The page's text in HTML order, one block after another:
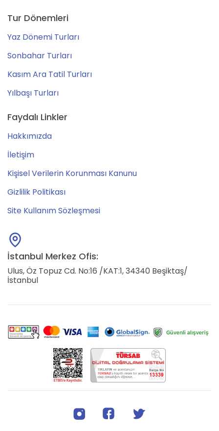
Tur Dönemleri
Yaz Dönemi Turları
Sonbahar Turları
Kasım Ara Tatil Turları
Yılbaşı Turları
Faydalı Linkler
Hakkımızda
İletişim
Kişisel Verilerin Korunması Kanunu
Gizlilik Politikası
Site Kullanım Sözleşmesi
İstanbul Merkez Ofis:
Ulus, Öz Topuz Cd. No:16 /KAT:1, 34340 Beşiktaş/
İstanbul